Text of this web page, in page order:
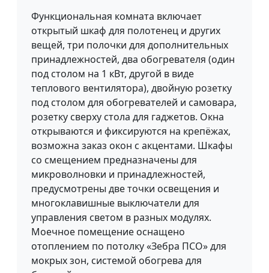
Функциональная комната включает
открытый шкаф для полотенец и других
вещей, три полочки для дополнительных
принадлежностей, два обогревателя (один
под столом на 1 кВт, другой в виде
теплового вентилятора), двойную розетку
под столом для обогревателей и самовара,
розетку сверху стола для гаджетов. Окна
открываются и фиксируются на крепёжах,
возможна заказ окон с акцентами. Шкафы
со смещением предназначены для
микроволновки и принадлежностей,
предусмотрены две точки освещения и
многоклавишные выключатели для
управления светом в разных модулях.
Моечное помещение оснащено
отоплением по потолку «Зебра ПСО» для
мокрых зон, системой обогрева для